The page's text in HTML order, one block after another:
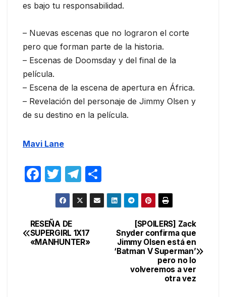
es bajo tu responsabilidad.
– Nuevas escenas que no lograron el corte
pero que forman parte de la historia.
– Escenas de Doomsday y del final de la
película.
– Escena de la escena de apertura en África.
– Revelación del personaje de Jimmy Olsen y
de su destino en la película.
Mavi Lane
F
e
b
T
w
itt
er
T
el
e
a
o
m
tir
Navegación
de
[SPOILERS] Zack
Snyder confirma que
Jimmy Olsen está en
‘Batman V Superman’
pero no lo
volveremos a ver
otra vez
RESEÑA DE
SUPERGIRL 1X17
«MANHUNTER»